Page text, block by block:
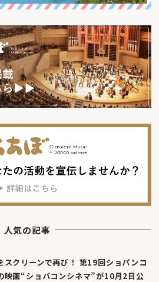
人気の記事
スクリーンで再び！ 第19回ショパンコ
映画“ショパコンシネマ”が10月2日公